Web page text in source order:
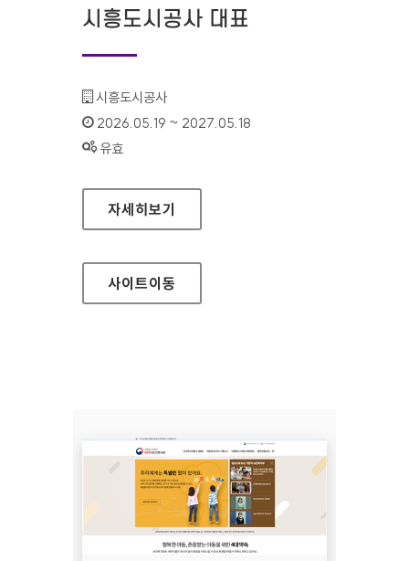
시흥도시공사 대표
기관명 :
시흥도시공사
인증기간 :
2026.05.19 ~ 2027.05.18
상태 :
유효
시흥도시공사 대표
자세히보기
사이트이동